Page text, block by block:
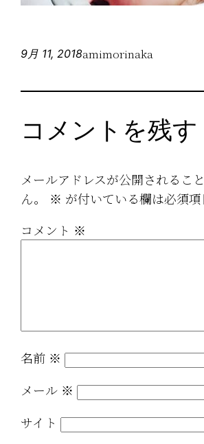
9月 11, 2018amimorinaka
コメントを残す
メールアドレスが公開されるこ
ん。
※ が付いている欄は必須
コメント ※
名前 ※
メール ※
サイト